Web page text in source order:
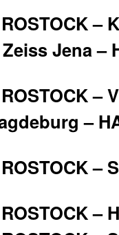
–
Jena –
–
–
–
–